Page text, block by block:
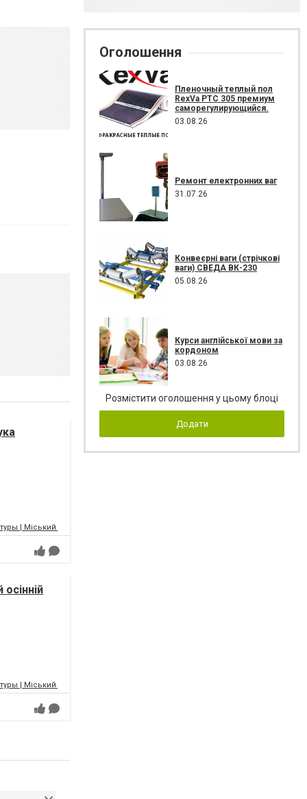
| Міський палац культури | МПК
| Міський палац культури | МПК
Оголошення
Пленочный теплый пол
RexVa PTC 305 премиум
саморегулирующийся.
03.08.26
Ремонт електронних ваг
31.07.26
Конвеєрні ваги (стрічкові
ваги) СВЕДА ВК-230
05.08.26
Курси англійської мови за
кордоном
03.08.26
Розмістити оголошення у цьому блоці
Додати